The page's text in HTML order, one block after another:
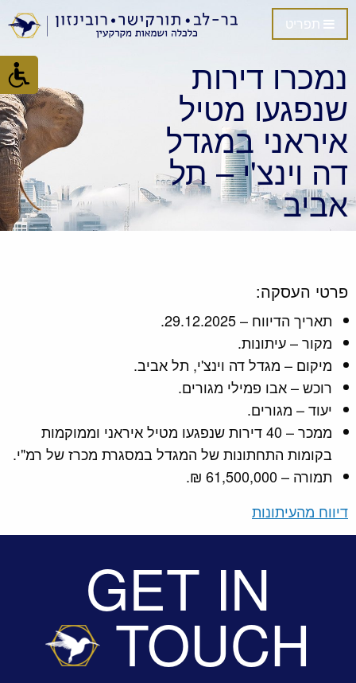
נמכרו דירות
שנפגעו מטיל
איראני במגדל
דה וינצ'י – תל
אביב
פרטי העסקה:
תאריך הדיווח – 29.12.2025.
מקור – עיתונות.
מיקום – מגדל דה וינצ'י, תל אביב.
רוכש – אבו פמילי מגורים.
יעוד – מגורים.
ממכר – 40 דירות שנפגעו מטיל איראני וממוקמות
בקומות התחתונות של המגדל במסגרת מכרז של רמ"י.
תמורה – 61,500,000 ₪.
דיווח מהעיתונות
GET IN
TOUCH